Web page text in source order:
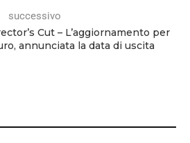
successivo
Cut – L’aggiornamento per
annunciata la data di uscita